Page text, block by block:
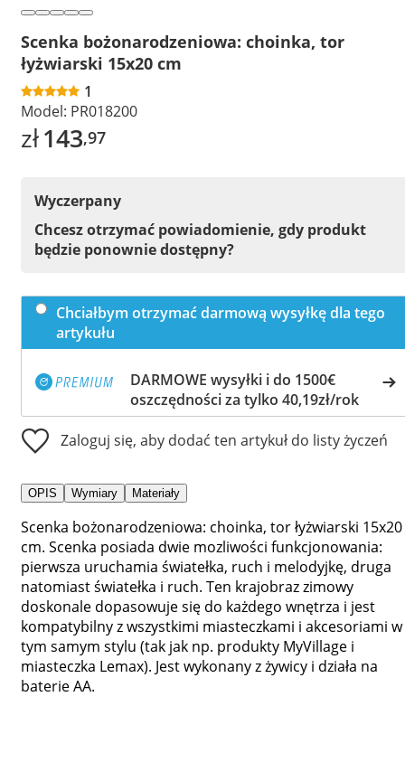
Scenka bożonarodzeniowa: choinka, tor
łyżwiarski 15x20 cm
1
Model: PR018200
zł143,97
Wyczerpany
Chcesz otrzymać powiadomienie, gdy produkt
będzie ponownie dostępny?
Chciałbym otrzymać darmową wysyłkę dla tego
artykułu
DARMOWE wysyłki i do 1500€
oszczędności za tylko 40,19zł/rok
Zaloguj się, aby dodać ten artykuł do listy życzeń
OPIS Wymiary Materiały
Scenka bożonarodzeniowa: choinka, tor łyżwiarski 15x20
cm. Scenka posiada dwie mozliwości funkcjonowania:
pierwsza uruchamia światełka, ruch i melodyjkę, druga
natomiast światełka i ruch. Ten krajobraz zimowy
doskonale dopasowuje się do każdego wnętrza i jest
kompatybilny z wszystkimi miasteczkami i akcesoriami w
tym samym stylu (tak jak np. produkty MyVillage i
miasteczka Lemax). Jest wykonany z żywicy i działa na
baterie AA.